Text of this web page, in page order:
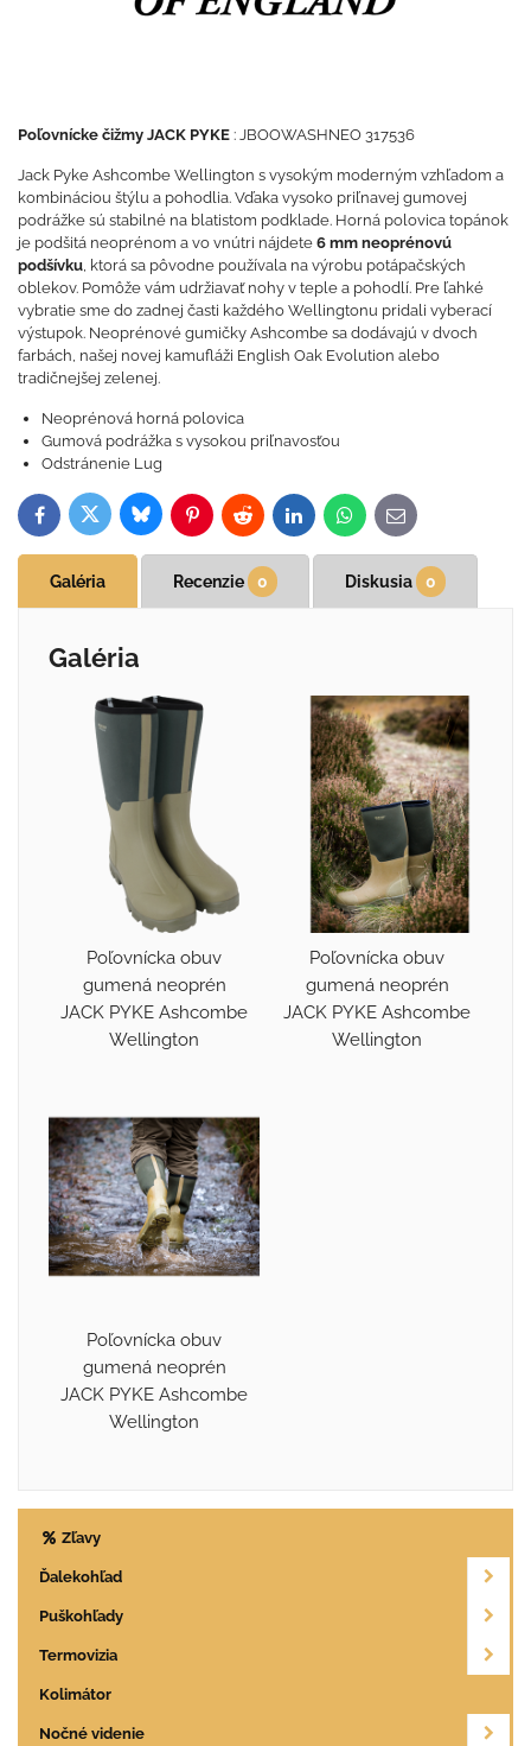
Poľovnícke čižmy JACK PYKE : JBOOWASHNEO 317536
Jack Pyke Ashcombe Wellington s vysokým moderným vzhľadom a
kombináciou štýlu a pohodlia. Vďaka vysoko priľnavej gumovej
podrážke sú stabilné na blatistom podklade. Horná polovica topánok
je podšitá neoprénom a vo vnútri nájdete 6 mm neoprénovú
podšívku , ktorá sa pôvodne používala na výrobu potápačských
oblekov. Pomôže vám udržiavať nohy v teple a pohodlí. Pre ľahké
vybratie sme do zadnej časti každého Wellingtonu pridali vyberací
výstupok. Neoprénové gumičky Ashcombe sa dodávajú v dvoch
farbách, našej novej kamufláži English Oak Evolution alebo
tradičnejšej zelenej.
Neoprénová horná polovica
Gumová podrážka s vysokou priľnavosťou
Odstránenie Lug
FacebookTwitterBlueskyPinterestReddit LinkedInWhatsApp
E-
mail
Galéria Recenzie 0 Diskusia 0
Galéria
Poľovnícka obuv
gumená neoprén
JACK PYKE Ashcombe
Wellington
Poľovnícka obuv
gumená neoprén
JACK PYKE Ashcombe
Wellington
Poľovnícka obuv
gumená neoprén
JACK PYKE Ashcombe
Wellington
Zľavy
Ďalekohľad
Puškohľady
Termovizia
Kolimátor
Nočné videnie